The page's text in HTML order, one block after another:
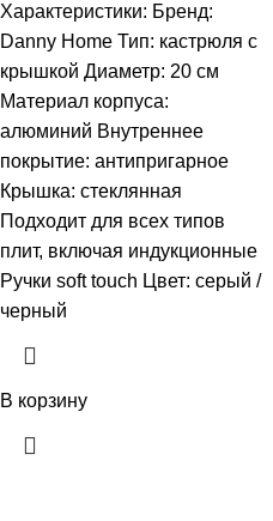
Характеристики: Бренд:
Danny Home Тип: кастрюля с
крышкой Диаметр: 20 см
Материал корпуса:
алюминий Внутреннее
покрытие: антипригарное
Крышка: стеклянная
Подходит для всех типов
плит, включая индукционные
Ручки soft touch Цвет: серый /
черный
В корзину